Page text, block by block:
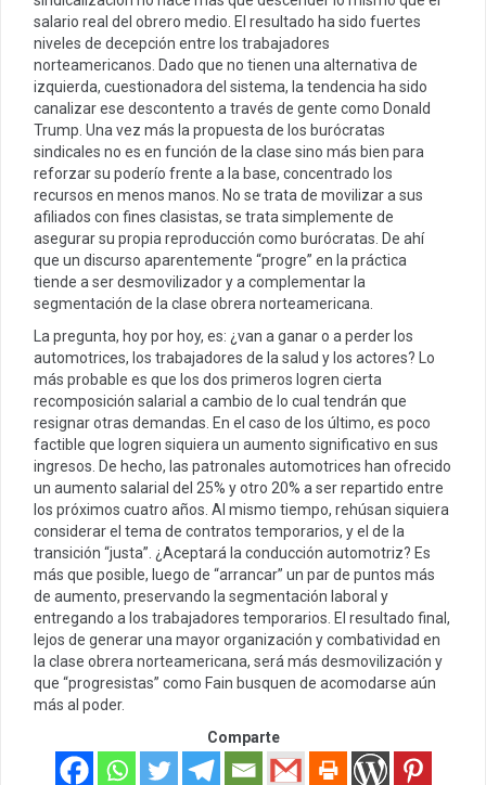
salario real del obrero medio. El resultado ha sido fuertes
niveles de decepción entre los trabajadores
norteamericanos. Dado que no tienen una alternativa de
izquierda, cuestionadora del sistema, la tendencia ha sido
canalizar ese descontento a través de gente como Donald
Trump. Una vez más la propuesta de los burócratas
sindicales no es en función de la clase sino más bien para
reforzar su poderío frente a la base, concentrado los
recursos en menos manos. No se trata de movilizar a sus
afiliados con fines clasistas, se trata simplemente de
asegurar su propia reproducción como burócratas. De ahí
que un discurso aparentemente “progre” en la práctica
tiende a ser desmovilizador y a complementar la
segmentación de la clase obrera norteamericana.
La pregunta, hoy por hoy, es: ¿van a ganar o a perder los
automotrices, los trabajadores de la salud y los actores? Lo
más probable es que los dos primeros logren cierta
recomposición salarial a cambio de lo cual tendrán que
resignar otras demandas. En el caso de los último, es poco
factible que logren siquiera un aumento significativo en sus
ingresos. De hecho, las patronales automotrices han ofrecido
un aumento salarial del 25% y otro 20% a ser repartido entre
los próximos cuatro años. Al mismo tiempo, rehúsan siquiera
considerar el tema de contratos temporarios, y el de la
transición “justa”. ¿Aceptará la conducción automotriz? Es
más que posible, luego de “arrancar” un par de puntos más
de aumento, preservando la segmentación laboral y
entregando a los trabajadores temporarios. El resultado final,
lejos de generar una mayor organización y combatividad en
la clase obrera norteamericana, será más desmovilización y
que “progresistas” como Fain busquen de acomodarse aún
más al poder.
Comparte